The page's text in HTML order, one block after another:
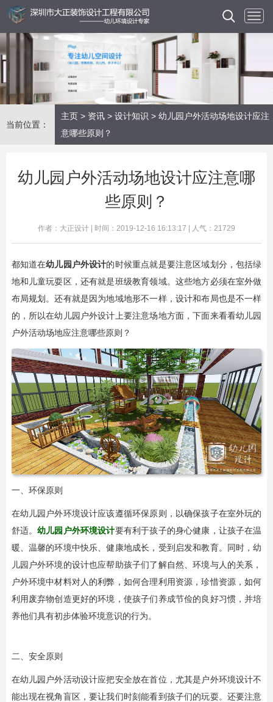
当前位置：
主页 > 资讯 > 设计知识 > 幼儿园户外活动场地设计应注
意哪些原则？
幼儿园户外活动场地设计应注意哪
些原则？
作者：大正设计 | 时间：2019-12-16 16:13:17 | 人气：21729
都知道在幼儿园户外设计的时候重点就是要注意区域划分，包括绿
地和儿童玩耍区，还有就是班级教育领域。这些地方必须在室外做
布局规划。还有就是因为地域地形不一样，设计和布局也是不一样
的，所以在幼儿园户外设计上要注意场地方面，下面来看看幼儿园
户外活动场地应注意哪些原则？
一、环保原则
在幼儿园户外环境设计应该遵循环保原则，以确保孩子在室外玩的
舒适。幼儿园户外环境设计要有利于孩子的身心健康，让孩子在温
暖、温馨的环境中快乐、健康地成长，受到启发和教育。同时，幼
儿园户外环境的设计也应帮助孩子们了解自然、环境与人的关系，
户外环境中材料对人的利弊，如何合理利用资源，珍惜资源，如何
利用废弃物创造更好的环境，使孩子们养成节俭的良好习惯，并培
养他们具有初步体验环境意识的行为。
二、安全原则
在幼儿园户外活动设计应把安全放在首位，尤其是户外环境设计不
能出现在视角盲区，要让我们时刻能看到孩子们的玩耍。还要注意